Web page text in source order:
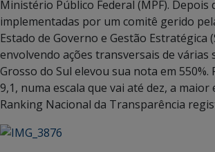
Ministério Público Federal (MPF). Depois
implementadas por um comitê gerido
Estado de Governo e Gestão Estratégica
envolvendo ações transversais de várias
Grosso do Sul elevou sua nota em 550%.
9,1, numa escala que vai até dez, a maior
Ranking Nacional da Transparência